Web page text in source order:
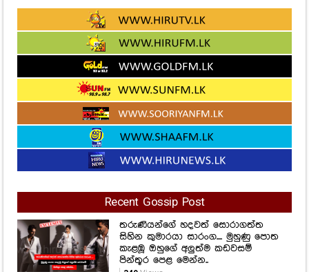
Recent Gossip Post
තරුණියන්ගේ හදවත් සොරාගත්ත
සිහින කුමාරයා සාරංග.... මුහුණු පොත
කැළඹූ ඔහුගේ අලුත්ම කඩවසම්
පින්තූර පෙළ මෙන්න..